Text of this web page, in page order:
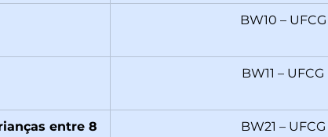
BW10 – UFCG
BW11 – UFCG
entre 8
BW21 – UFCG